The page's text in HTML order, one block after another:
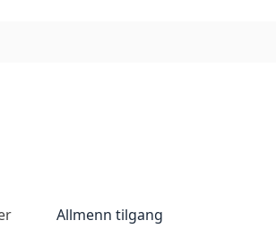
Allmenn tilgang